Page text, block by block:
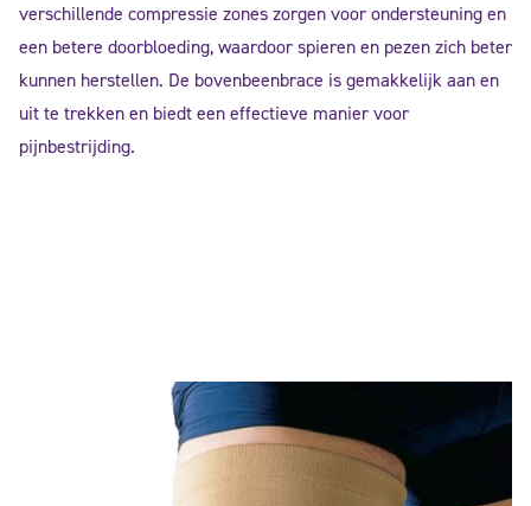
verschillende compressie zones zorgen voor ondersteuning en
een betere doorbloeding, waardoor spieren en pezen zich beter
kunnen herstellen. De bovenbeenbrace is gemakkelijk aan en
uit te trekken en biedt een effectieve manier voor
pijnbestrijding.